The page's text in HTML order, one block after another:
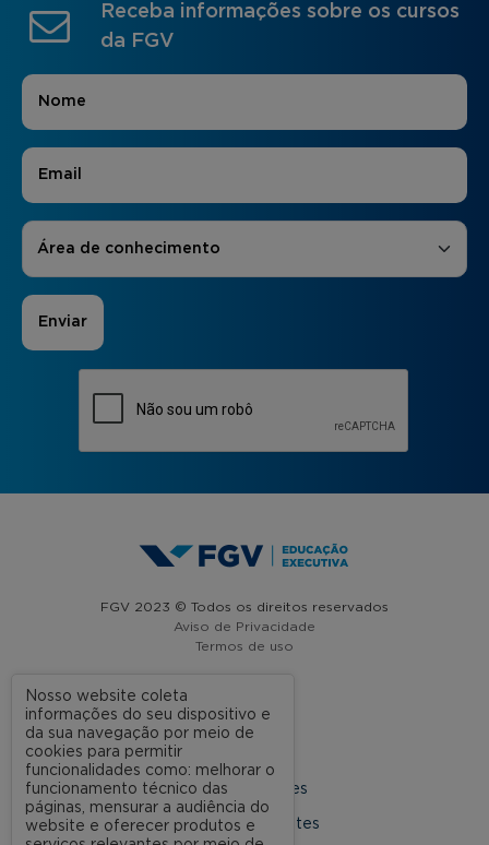
Receba informações sobre os cursos
da FGV
Nome
E-mail
Áreas de Interesse
Área de conhecimento
FGV 2023 © Todos os direitos reservados
Aviso de Privacidade
Termos de uso
A FGV
Nossas Unidades
Dúvidas Frequentes
Nosso website coleta
informações do seu dispositivo e
da sua navegação por meio de
cookies para permitir
funcionalidades como: melhorar o
funcionamento técnico das
páginas, mensurar a audiência do
website e oferecer produtos e